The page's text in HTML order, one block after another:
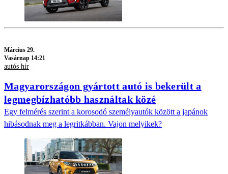
Március 29.
Vasárnap 14:21
autós hír
Magyarországon gyártott autó is bekerült a
legmegbízhatóbb használtak közé
Egy felmérés szerint a korosodó személyautók között a japánok
hibásodnak meg a legritkábban. Vajon melyikek?